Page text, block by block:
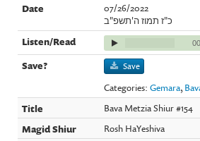
07/26/2022
כ"ז תמוז ה'תשפ"ב
Save
Categories:Gemara,
Bava Metzia Shiur #154
Rosh HaYeshiva